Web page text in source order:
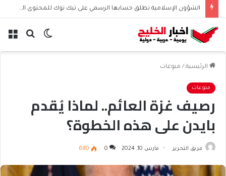
الشؤون الإسلامية تطلق حسابها الرسمي على تيك توك للمحتوى الديني
بحث الوضع
الرئيسية / منوعات
منوعات
رصيف غزة العائم.. لماذا يُقدم
بايدن على هذه الخطوة؟
فريق التحرير مارس 10, 2024 0
680